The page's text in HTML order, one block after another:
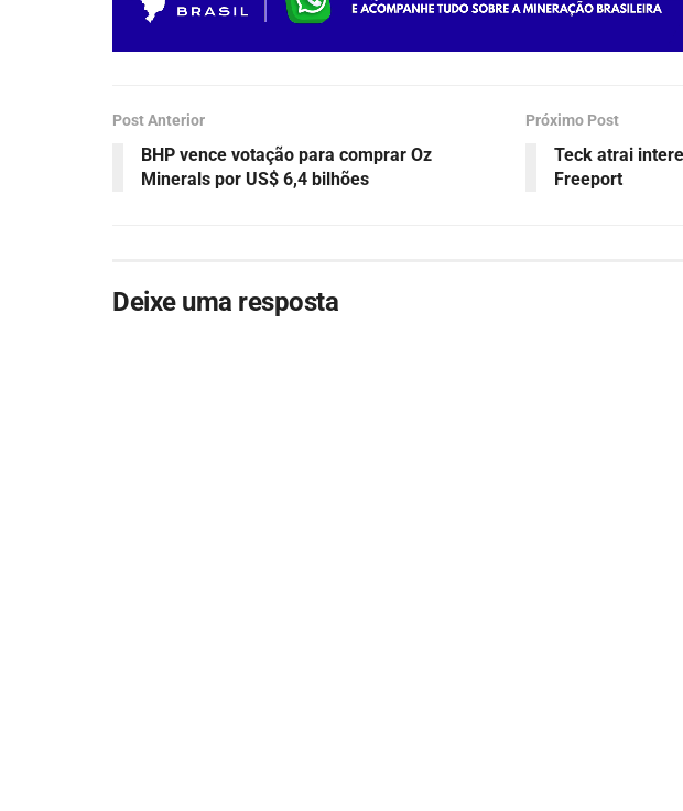
Post Anterior
BHP vence votação para comprar Oz
Minerals por US$ 6,4 bilhões
Próximo Post
Teck atrai
Freeport
Deixe uma resposta